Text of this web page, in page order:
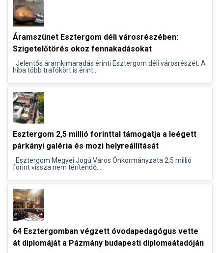
Áramszünet Esztergom déli városrészében:
Szigetelőtörés okoz fennakadásokat
Jelentős áramkimaradás érinti Esztergom déli városrészét. A
hiba több trafókört is érint...
Esztergom 2,5 millió forinttal támogatja a leégett
párkányi galéria és mozi helyreállítását
Esztergom Megyei Jogú Város Önkormányzata 2,5 millió
forint vissza nem térítendő...
64 Esztergomban végzett óvodapedagógus vette
át diplomáját a Pázmány budapesti diplomaátadóján